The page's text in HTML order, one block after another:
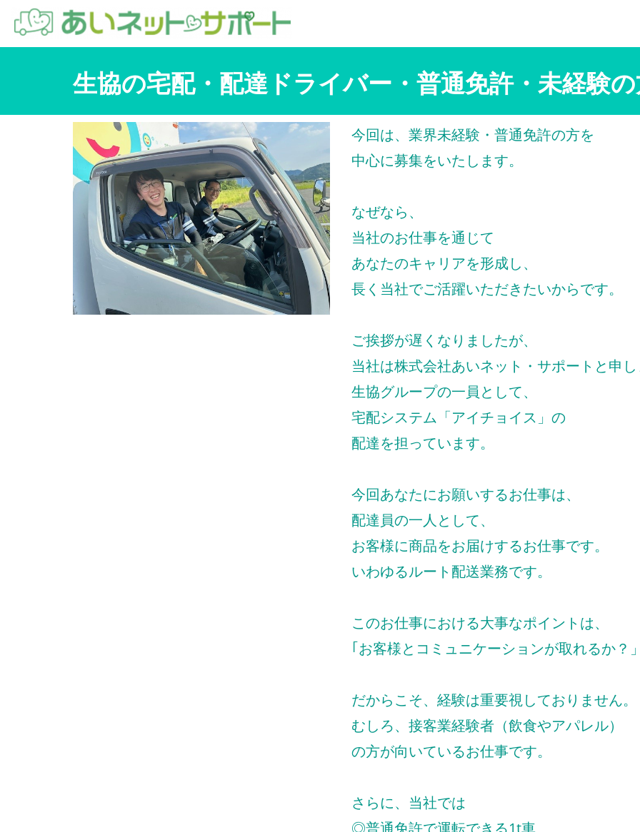
生協の宅配・配達ドライバー・普通免許・未経験
今回は、業界未経験・普通免許の方を
中心に募集をいたします。
なぜなら、
当社のお仕事を通じて
あなたのキャリアを形成し、
長く当社でご活躍いただきたいからです。
ご挨拶が遅くなりましたが、
当社は株式会社あいネット・サポートと申
生協グループの一員として、
宅配システム「アイチョイス」の
配達を担っています。
今回あなたにお願いするお仕事は、
配達員の一人として、
お客様に商品をお届けするお仕事です。
いわゆるルート配送業務です。
このお仕事における大事なポイントは、
｢お客様とコミュニケーションが取れるか？
だからこそ、経験は重要視しておりません。
むしろ、接客業経験者（飲食やアパレル）
の方が向いているお仕事です。
さらに、当社では
◎普通免許で運転できる1t車